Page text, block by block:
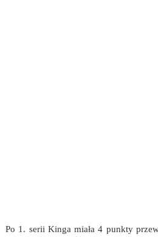
Po 1. serii Kinga miała 4 punkty